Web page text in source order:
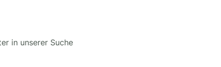
in unserer Suche